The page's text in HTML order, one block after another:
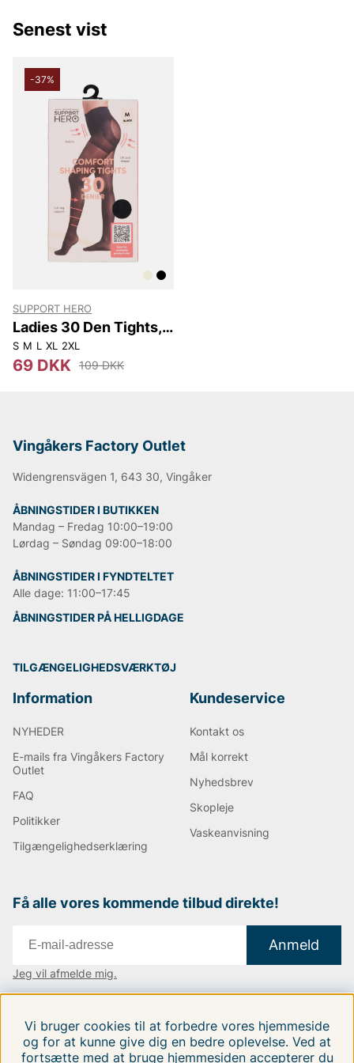
Senest vist
-37%
SUPPORT HERO
Ladies 30 Den Tights,
Comfort Shaper
S M L XL 2XL
69 DKK 109 DKK
Vingåkers Factory Outlet
Widengrensvägen 1, 643 30, Vingåker
ÅBNINGSTIDER I BUTIKKEN
Mandag – Fredag 10:00–19:00
Lørdag – Søndag 09:00–18:00
ÅBNINGSTIDER I FYNDTELTET
Alle dage: 11:00–17:45
ÅBNINGSTIDER PÅ HELLIGDAGE
TILGÆNGELIGHEDSVÆRKTØJ
Information
NYHEDER
E-mails fra Vingåkers Factory
Outlet
FAQ
Politikker
Tilgængelighedserklæring
Kundeservice
Kontakt os
Mål korrekt
Nyhedsbrev
Skopleje
Vaskeanvisning
Få alle vores kommende tilbud direkte!
Anmeld
Jeg vil afmelde mig.
Følg os på vores sociale medier.
Vi bruger cookies til at forbedre vores hjemmeside
og for at kunne give dig en bedre oplevelse. Ved at
fortsætte med at bruge hjemmesiden accepterer du